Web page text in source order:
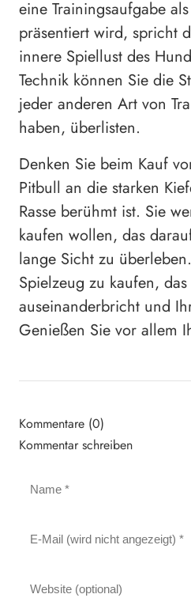
eine Trainingsaufgabe
präsentiert wird, spricht
innere Spiellust des
Technik können Sie die
jeder anderen Art von
haben, überlisten.
Denken Sie beim Kauf
Pitbull an die starken
Rasse berühmt ist. Sie
kaufen wollen, das
lange Sicht zu
Spielzeug zu kaufen,
auseinanderbricht und
Genießen Sie vor allem
Kommentare (0)
Kommentar schreiben